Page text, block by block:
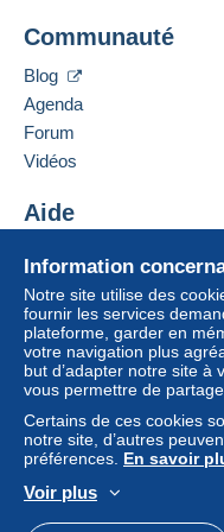
paiement integré
vendeur à
entraîner des
Si les conditions de
considérer comme
conditions de
que définies dans les
Les achats doivent
suivant la réception
vendeur.
Droit de rétractation
l’acheteur.
Pour connaître les
remboursement du
Contacter le vendeur
Information
Notre site utilise des
fournir les services
plateforme, garder en
votre navigation plus
but d’adapter notre site à
vous permettre de
Certains de ces cookies
notre site, d’autres
préférences. En savoir
Voir plus
Communauté
Blog
Agenda
Forum
Vidéos
Aide
Acheter sur Delcampe
Vendre sur Delcampe
Un site sécurisé